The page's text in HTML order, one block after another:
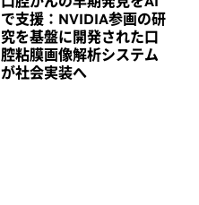
で支援：NVIDIA参画の研
究を基盤に開発された口
腔粘膜画像解析システム
が社会実装へ